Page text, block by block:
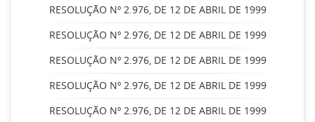
RESOLUÇÃO Nº 2.976, DE 12 DE ABRIL DE 1999
RESOLUÇÃO Nº 2.976, DE 12 DE ABRIL DE 1999
RESOLUÇÃO Nº 2.976, DE 12 DE ABRIL DE 1999
RESOLUÇÃO Nº 2.976, DE 12 DE ABRIL DE 1999
RESOLUÇÃO Nº 2.976, DE 12 DE ABRIL DE 1999